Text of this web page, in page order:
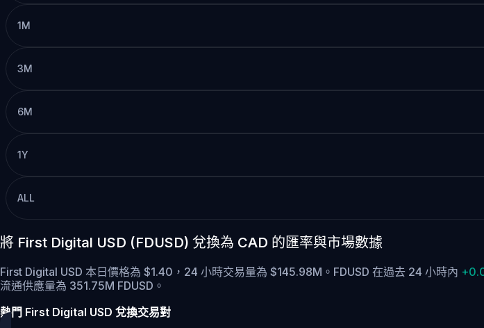
1M
3M
6M
1Y
ALL
將 First Digital USD (FDUSD) 兌換為 CAD 的匯率與市場數據
First Digital USD 本日價格為 $1.40，24 小時交易量為 $145.98M。FDUSD 在過去 24 小時內
流通供應量為 351.75M FDUSD。
熱門 First Digital USD 兌換交易對